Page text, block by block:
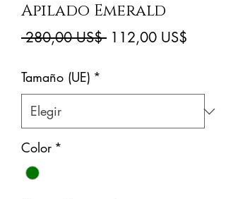
Apilado Emerald
280,00 US$ Precio
112,00 US$
Tamaño (UE) *
Color *